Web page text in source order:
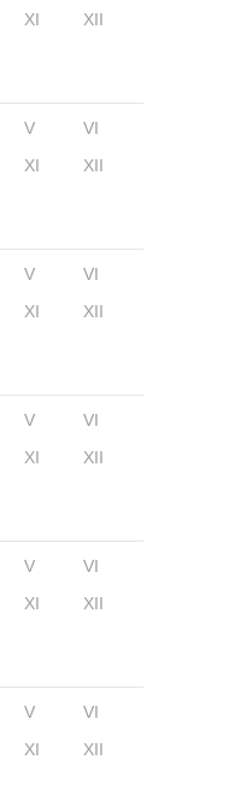
XI XII
V
VI
XI XII
V
VI
XI XII
V
VI
XI XII
V
VI
XI XII
V
VI
XI XII